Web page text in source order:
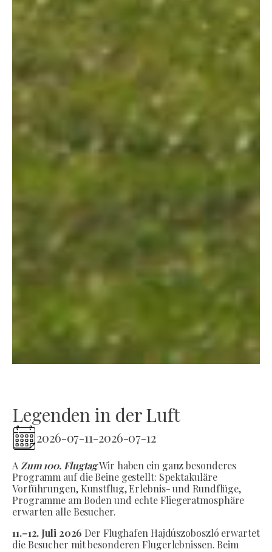
Legenden in der Luft
2026-07-11-2026-07-12
A Zum 100. FlugtagWir haben ein ganz besonderes
Programm auf die Beine gestellt: Spektakuläre
Vorführungen, Kunstflug, Erlebnis- und Rundflüge,
Programme am Boden und echte Fliegeratmosphäre
erwarten alle Besucher.
11.–12. Juli 2026 Der Flughafen Hajdúszoboszló erwartet
die Besucher mit besonderen Flugerlebnissen. Beim